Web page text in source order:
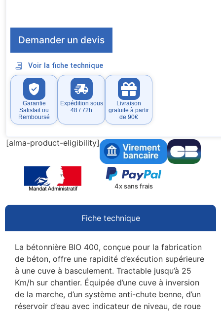
Demander un devis
Voir la fiche technique
Garantie
Satisfait ou
Remboursé
Expédition sous
48 / 72h
Livraison
gratuite à partir
de 90€
[alma-product-eligibility]
4x sans frais
Fiche technique
La bétonnière BIO 400, conçue pour la fabrication
de béton, offre une rapidité d’exécution supérieure
à une cuve à basculement. Tractable jusqu’à 25
Km/h sur chantier. Équipée d’une cuve à inversion
de la marche, d’un système anti-chute benne, d’un
réservoir d’eau avec indicateur de niveau, de roue